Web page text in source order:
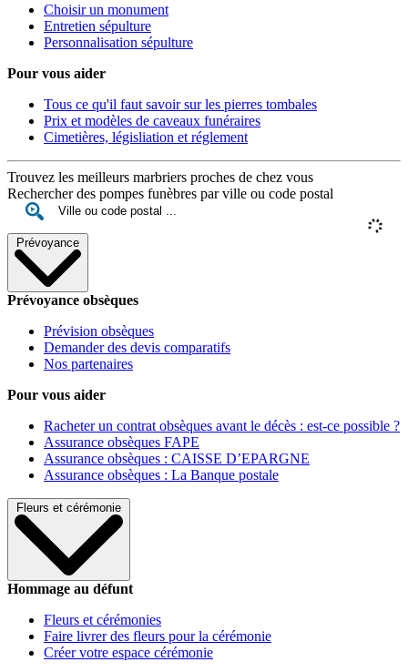
Choisir un monument
Entretien sépulture
Personnalisation sépulture
Pour vous aider
Tous ce qu'il faut savoir sur les pierres tombales
Prix et modèles de caveaux funéraires
Cimetières, législiation et réglement
Trouvez les meilleurs marbriers proches de chez vous
Rechercher des pompes funèbres par ville ou code postal
Prévoyance
Prévoyance obsèques
Prévision obsèques
Demander des devis comparatifs
Nos partenaires
Pour vous aider
Racheter un contrat obsèques avant le décès : est-ce possible ?
Assurance obsèques FAPE
Assurance obsèques : CAISSE D’EPARGNE
Assurance obsèques : La Banque postale
Fleurs et cérémonie
Hommage au défunt
Fleurs et cérémonies
Faire livrer des fleurs pour la cérémonie
Créer votre espace cérémonie